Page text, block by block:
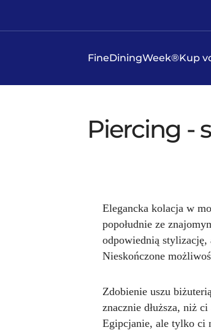
FineDiningWeek®Kup
Piercing -
Elegancka kolacja w
popołudnie ze
odpowiednią
Nieskończone
Zdobienie uszu
znacznie dłuższa, niż
Egipcjanie, ale tylko ci